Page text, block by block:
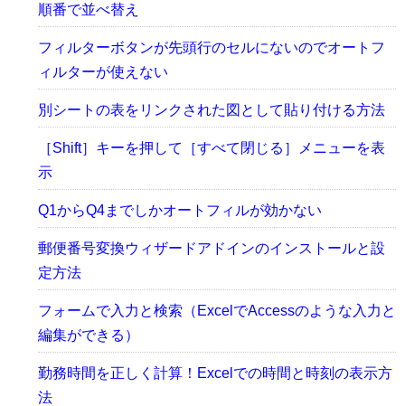
順番で並べ替え
フィルターボタンが先頭行のセルにないのでオートフ
ィルターが使えない
別シートの表をリンクされた図として貼り付ける方法
［Shift］キーを押して［すべて閉じる］メニューを表
示
Q1からQ4までしかオートフィルが効かない
郵便番号変換ウィザードアドインのインストールと設
定方法
フォームで入力と検索（ExcelでAccessのような入力と
編集ができる）
勤務時間を正しく計算！Excelでの時間と時刻の表示方
法